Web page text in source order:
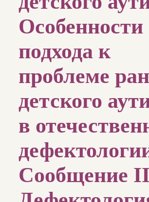
Особенности
подхода к
проблеме
детского
в
Сообщение